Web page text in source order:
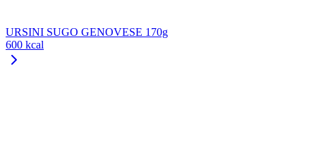
URSINI SUGO GENOVESE 170g
600 kcal